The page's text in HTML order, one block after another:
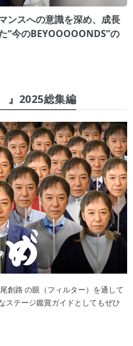
ンスへの意識を深め、成長
今のBEYOOOOONDS”の
』2025総集編
創路 の眼（フィルター）を通して
ステージ鑑賞ガイドとしてもぜひ